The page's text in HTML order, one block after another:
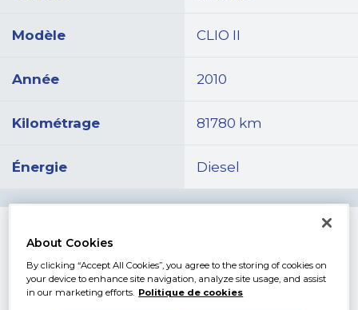
Modèle CLIO II
Année 2010
Kilométrage 81780 km
Énergie Diesel
Description
CLIO 2 1.5 DCI 2 PLACES CTTE CT VIERGE SOUS
GARANTIE 6 MOIS VIDANGE MOT.+BV. TOUS LES
About Cookies
By clicking “Accept All Cookies”, you agree to the storing of cookies on
your device to enhance site navigation, analyze site usage, and assist
in our marketing efforts. Politique de cookies